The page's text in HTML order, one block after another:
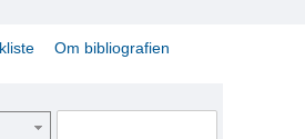
Om bibliografien